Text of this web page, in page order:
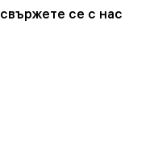
свържете се с нас